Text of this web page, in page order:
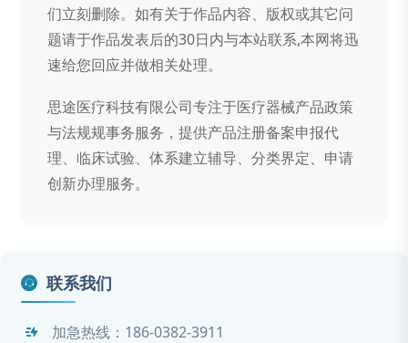
们立刻删除。如有关于作品内容、版权或其它问
题请于作品发表后的30日内与本站联系,本网将迅
速给您回应并做相关处理。
思途医疗科技有限公司专注于医疗器械产品政策
与法规规事务服务，提供产品注册备案申报代
理、临床试验、体系建立辅导、分类界定、申请
创新办理服务。
联系我们
加急热线： 186-0382-3911